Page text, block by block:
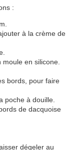
:
à la crème de
en silicone.
bords, pour faire
poche à douille.
de dacquoise
dégeler au